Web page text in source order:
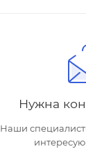
Нужна
Наши